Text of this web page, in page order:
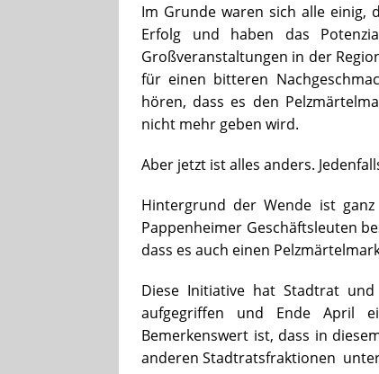
Im Grunde waren sich alle einig,
Erfolg und haben das
Großveranstaltungen in der
für einen bitteren
hören, dass es den
nicht mehr geben wird.
Aber jetzt ist alles anders.
Hintergrund der Wende ist
Pappenheimer Geschäftsleuten
dass es auch einen
Diese Initiative hat Stadtrat
aufgegriffen und Ende April
Bemerkenswert ist, dass in
anderen Stadtratsfraktionen